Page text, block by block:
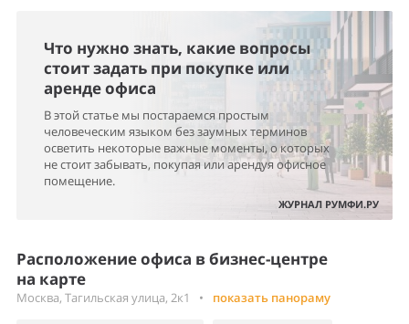
Что нужно знать, какие вопросы
стоит задать при покупке или
аренде офиса
В этой статье мы постараемся простым
человеческим языком без заумных терминов
осветить некоторые важные моменты, о которых
не стоит забывать, покупая или арендуя офисное
помещение.
ЖУРНАЛ РУМФИ.РУ
Расположение офиса в бизнес-центре
на карте
Москва, Тагильская улица, 2к1 • показать панораму